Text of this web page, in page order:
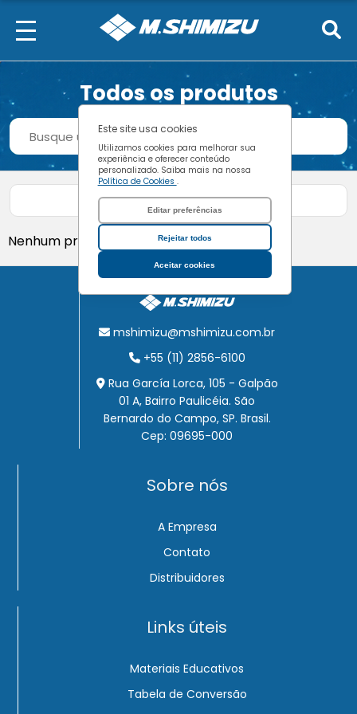
Este site usa cookies
Utilizamos cookies para melhorar sua
experiência e oferecer conteúdo
personalizado. Saiba mais na nossa
Política de Cookies .
Editar preferências
Rejeitar todos
Aceitar cookies
Todos os produtos
Procurar
Filtrar produtos
Nenhum produto encontrado.
mshimizu@mshimizu.com.br
+55 (11) 2856-6100
Rua García Lorca, 105 - Galpão
01 A, Bairro Paulicéia. São
Bernardo do Campo, SP. Brasil.
Cep: 09695-000
Sobre nós
A Empresa
Contato
Distribuidores
Links úteis
Materiais Educativos
Tabela de Conversão